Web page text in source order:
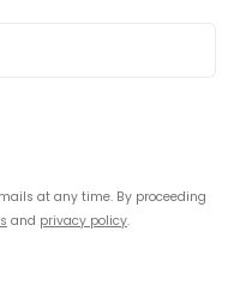
at any time. By proceeding
and privacy policy.